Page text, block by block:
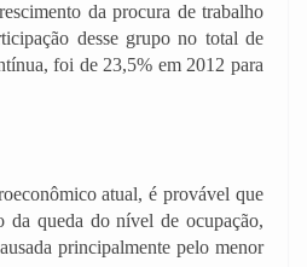
da procura de trabalho
desse grupo no total de
foi de 23,5% em 2012 para
atual, é provável que
da queda do nível de ocupação,
principalmente pelo menor